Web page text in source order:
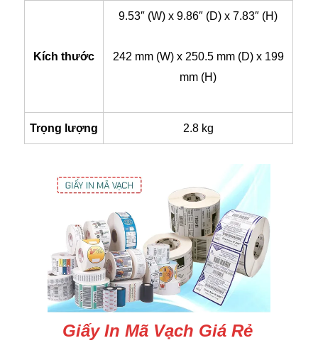
Kích thước
9.53″ (W) x 9.86″ (D) x 7.83″ (H)
242 mm (W) x 250.5 mm (D) x 199
mm (H)
Trọng lượng 2.8 kg
Giấy In Mã Vạch Giá Rẻ